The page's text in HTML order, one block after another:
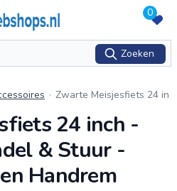
0
Zoeken
Zwarte Meisjesfiets 24 in
Stuur - Terugtraprem en
24 inch -
& Stuur -
Handrem